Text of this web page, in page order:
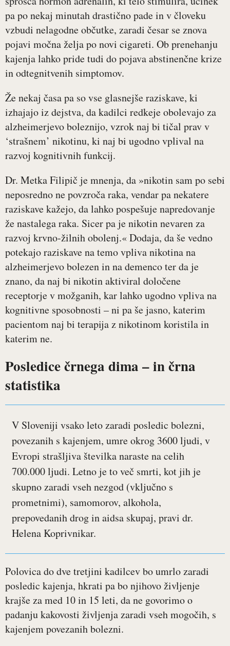
pa po nekaj minutah drastično pade in v človeku
vzbudi nelagodne občutke, zaradi česar se znova
pojavi močna želja po novi cigareti. Ob prenehanju
kajenja lahko pride tudi do pojava abstinenčne krize
in odtegnitvenih simptomov.
Že nekaj časa pa so vse glasnejše raziskave, ki
izhajajo iz dejstva, da kadilci redkeje obolevajo za
alzheimerjevo boleznijo, vzrok naj bi tičal prav v
‘strašnem’ nikotinu, ki naj bi ugodno vplival na
razvoj kognitivnih funkcij.
Dr. Metka Filipič je mnenja, da »nikotin sam po sebi
neposredno ne povzroča raka, vendar pa nekatere
raziskave kažejo, da lahko pospešuje napredovanje
že nastalega raka. Sicer pa je nikotin nevaren za
razvoj krvno-žilnih obolenj.« Dodaja, da še vedno
potekajo raziskave na temo vpliva nikotina na
alzheimerjevo bolezen in na demenco ter da je
znano, da naj bi nikotin aktiviral določene
receptorje v možganih, kar lahko ugodno vpliva na
kognitivne sposobnosti – ni pa še jasno, katerim
pacientom naj bi terapija z nikotinom koristila in
katerim ne.
Posledice črnega dima – in črna
statistika
V Sloveniji vsako leto zaradi posledic bolezni,
povezanih s kajenjem, umre okrog 3600 ljudi, v
Evropi strašljiva številka naraste na celih
700.000 ljudi. Letno je to več smrti, kot jih je
skupno zaradi vseh nezgod (vključno s
prometnimi), samomorov, alkohola,
prepovedanih drog in aidsa skupaj, pravi dr.
Helena Koprivnikar.
Polovica do dve tretjini kadilcev bo umrlo zaradi
posledic kajenja, hkrati pa bo njihovo življenje
krajše za med 10 in 15 leti, da ne govorimo o
padanju kakovosti življenja zaradi vseh mogočih, s
kajenjem povezanih bolezni.